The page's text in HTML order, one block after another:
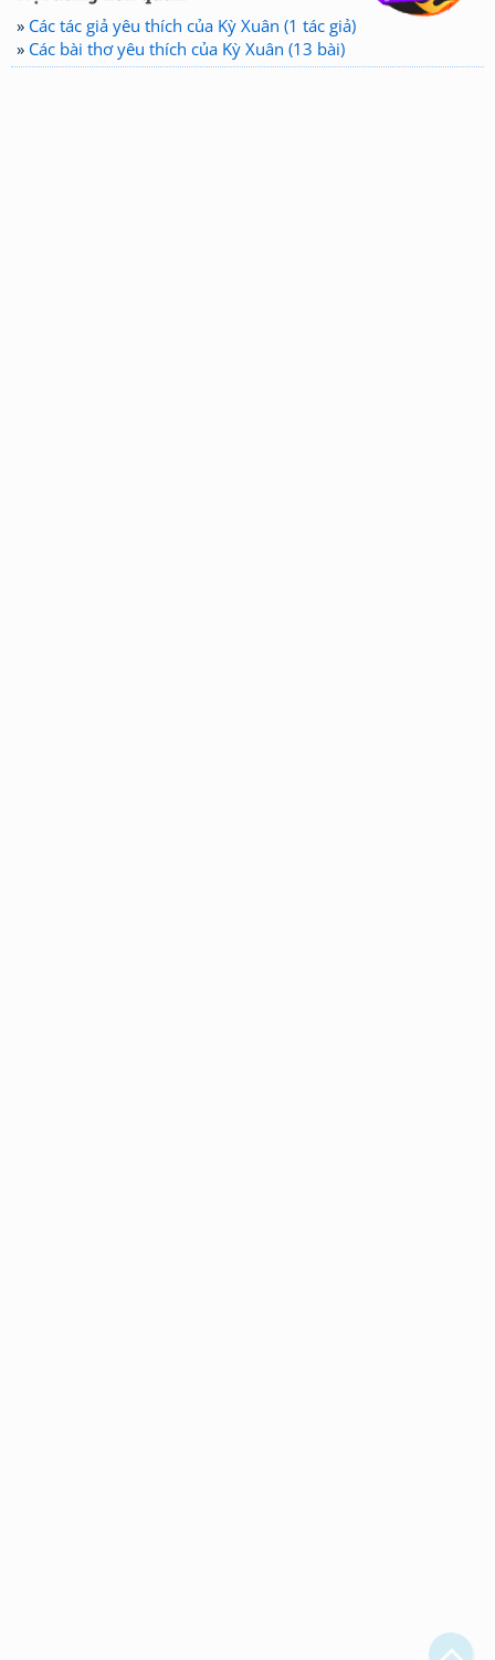
» Các tác giả yêu thích của Kỳ Xuân (1 tác giả)
» Các bài thơ yêu thích của Kỳ Xuân (13 bài)